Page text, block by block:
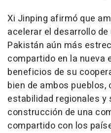
Xi Jinping afirmó que
acelerar el desarrollo
Pakistán aún más
compartido en la nueva
beneficios de su
bien de ambos pueblos,
estabilidad regionales y
construcción de una
compartido con los